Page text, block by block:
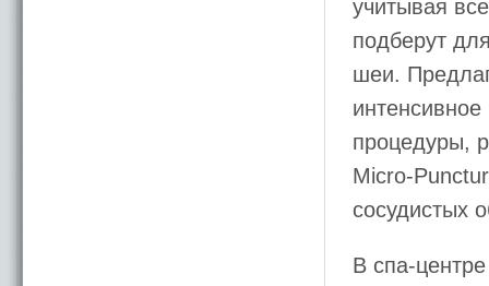
учитывая
подберут
шеи.
процедуры,
Micro-
сосудистых
В спа-